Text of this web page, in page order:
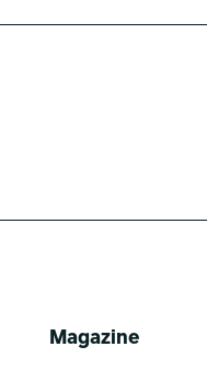
Magazine